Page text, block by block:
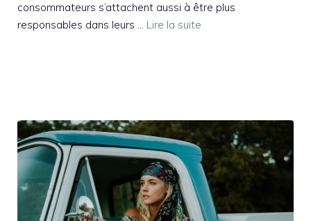
consommateurs s’attachent aussi à être plus
responsables dans leurs … Lire la suite